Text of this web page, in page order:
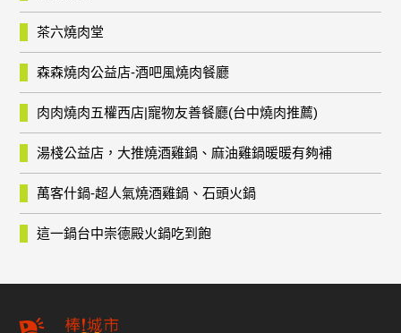
茶六燒肉堂
森森燒肉公益店-酒吧風燒肉餐廳
肉肉燒肉五權西店|寵物友善餐廳(台中燒肉推薦)
湯棧公益店，大推燒酒雞鍋、麻油雞鍋暖暖有夠補
萬客什鍋-超人氣燒酒雞鍋、石頭火鍋
這一鍋台中崇德殿火鍋吃到飽